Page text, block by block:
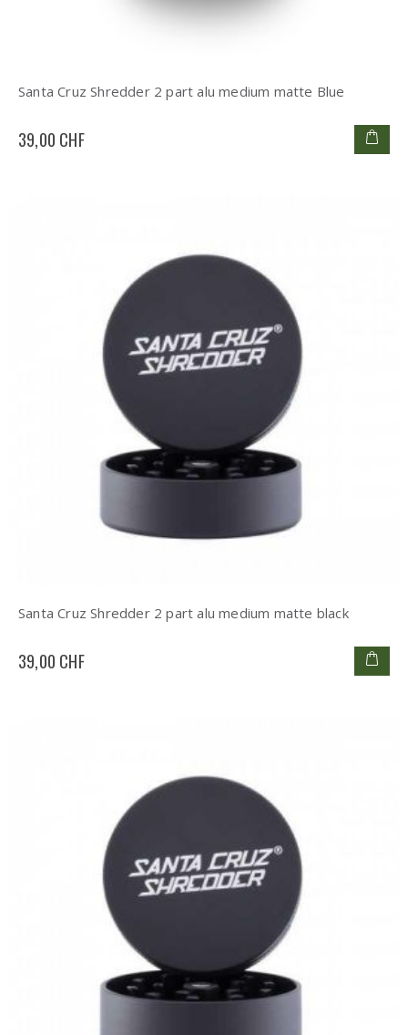
Santa Cruz Shredder 2 part alu medium matte Blue
39,00 CHF
Santa Cruz Shredder 2 part alu medium matte black
39,00 CHF